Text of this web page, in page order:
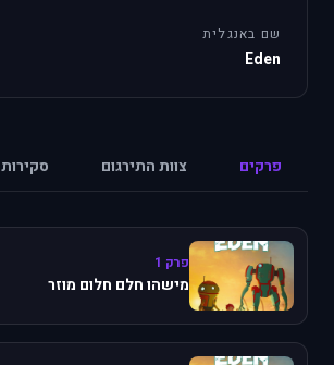
שם באנגלית
Eden
פרקים צוות התירגום סקירות
פרק 1
מישהו חלם חלום מוזר